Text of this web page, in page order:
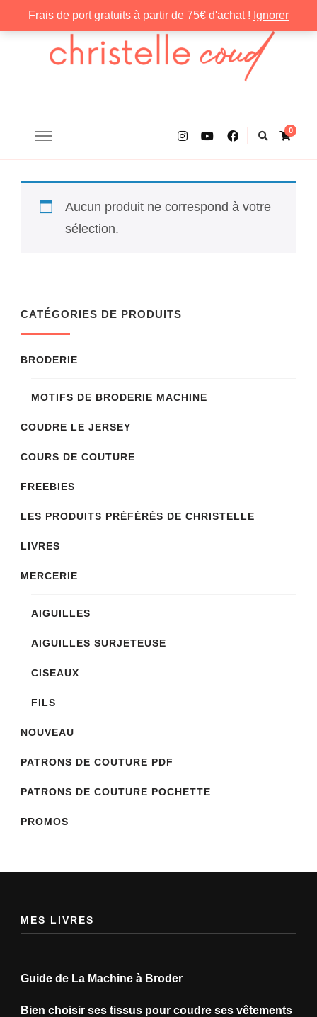
Frais de port gratuits à partir de 75€ d'achat ! Ignorer
0
Aucun produit ne correspond à votre
sélection.
CATÉGORIES DE PRODUITS
BRODERIE
MOTIFS DE BRODERIE MACHINE
COUDRE LE JERSEY
COURS DE COUTURE
FREEBIES
LES PRODUITS PRÉFÉRÉS DE CHRISTELLE
LIVRES
MERCERIE
AIGUILLES
AIGUILLES SURJETEUSE
CISEAUX
FILS
NOUVEAU
PATRONS DE COUTURE PDF
PATRONS DE COUTURE POCHETTE
PROMOS
MES LIVRES
Guide de La Machine à Broder
Bien choisir ses tissus pour coudre ses vêtements